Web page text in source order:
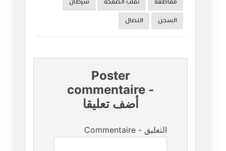
السجن
النضال
Poster
commentaire -
أضف تعليقا
Commentaire - التعليق